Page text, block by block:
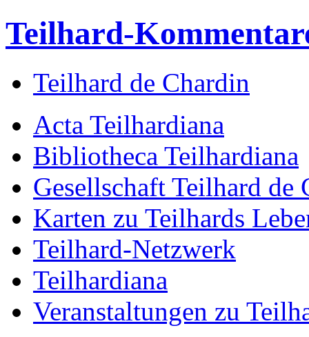
Teilhard-
Teilhard de Chardin
Acta Teilhardiana
Bibliotheca Teilhardiana
Gesellschaft Teilhard de
Karten zu Teilhards
Teilhard-Netzwerk
Teilhardiana
Veranstaltungen zu